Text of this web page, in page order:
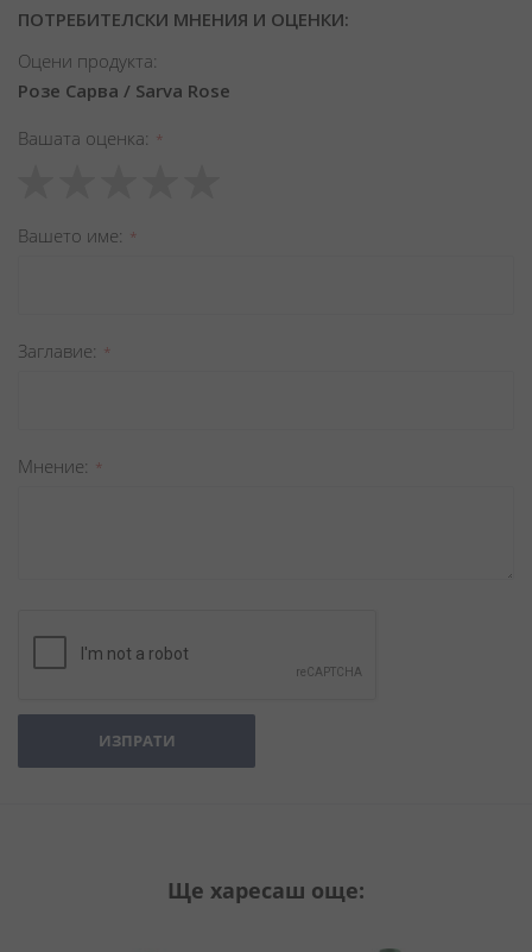
ПОТРЕБИТЕЛСКИ МНЕНИЯ И ОЦЕНКИ:
Оцени продукта:
Розе Сарва / Sarva Rose
Вашата оценка
star
stars
stars
stars
stars
Вашето име
Заглавиe
Мнение
ИЗПРАТИ
Ще харесаш още: